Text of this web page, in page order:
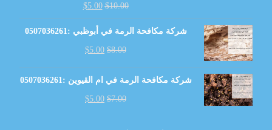
$10.00
$5.00
شركة مكافحة الرمة في أبوظبي :0507036261
$8.00
$5.00
شركة مكافحة الرمة في ام القيوين :0507036261
$7.00
$5.00